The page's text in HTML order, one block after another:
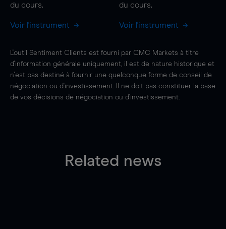
du cours.
Voir l'instrument
du cours.
Voir l'instrument
L'outil Sentiment Clients est fourni par CMC Markets à titre
d'information générale uniquement, il est de nature historique et
n'est pas destiné à fournir une quelconque forme de conseil de
négociation ou d'investissement. Il ne doit pas constituer la base
de vos décisions de négociation ou d'investissement.
Related news